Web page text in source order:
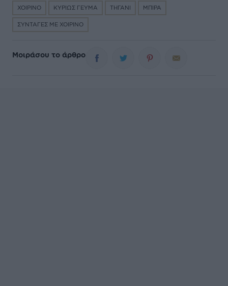
ΧΟΙΡΙΝΟ ΚΥΡΙΩΣ ΓΕΥΜΑ ΤΗΓΑΝΙ ΜΠΙΡΑ
ΣΥΝΤΑΓΕΣ ΜΕ ΧΟΙΡΙΝΟ
Μοιράσου το άρθρο